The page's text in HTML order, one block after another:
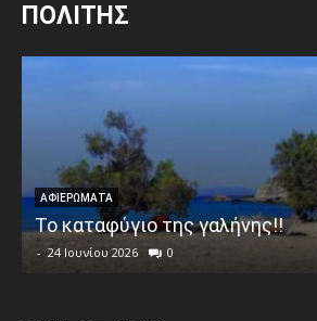
ΠΟΛΙΤΗΣ
ΑΦΙΕΡΩΜΑΤΑ
Το καταφύγιο της γαλήνης!!
- 24 Ιουνίου 2026 0